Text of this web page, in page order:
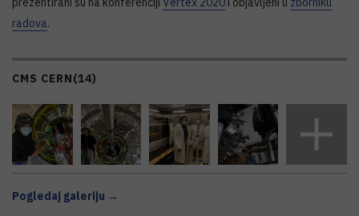
radova.
CMS CERN(14)
Pogledaj galeriju →